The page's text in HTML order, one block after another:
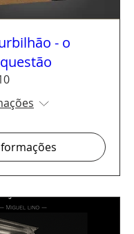
- o